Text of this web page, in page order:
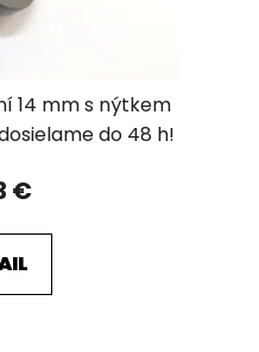
14 mm s nýtkem
€